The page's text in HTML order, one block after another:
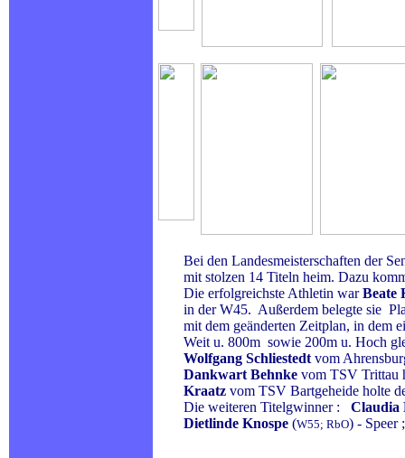
Bei den Landesmeisterschaften der
mit stolzen 14 Titeln heim. Dazu
Die erfolgreichste Athletin warBeate
in der W45. Außerdem belegte sie
mit dem geänderten Zeitplan, in dem
Weit u. 800m sowie 200m u. Hoch
Wolfgang Schliestedt vom
Dankwart Behnke vom TSV Trittau
Kraatz vom TSV Bartgeheide holte
Die weiteren Titelgwinner : Claudia
Dietlinde Knospe (W55; RbO) -